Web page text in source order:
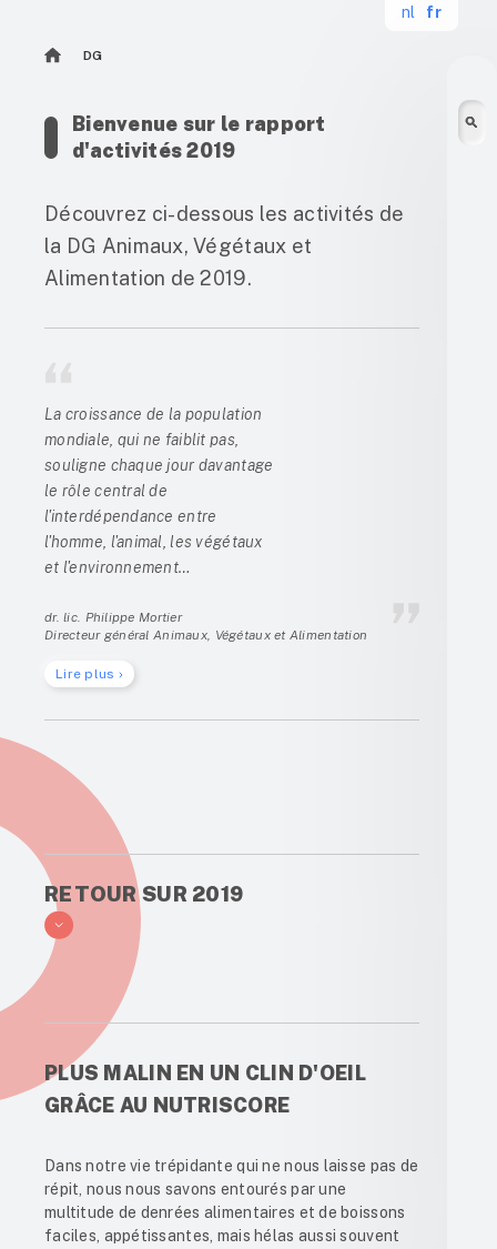
DG
nl fr
Bienvenue sur le rapport
d'activités 2019
Découvrez ci-dessous les activités de
la DG Animaux, Végétaux et
Alimentation de 2019.
La croissance de la population
mondiale, qui ne faiblit pas,
souligne chaque jour davantage
le rôle central de
l'interdépendance entre
l'homme, l'animal, les végétaux
et l'environnement…
dr. lic. Philippe Mortier
Directeur général Animaux, Végétaux et Alimentation
Lire plus
RETOUR SUR 2019
PLUS MALIN EN UN CLIN D'OEIL
GRÂCE AU NUTRISCORE
Dans notre vie trépidante qui ne nous laisse pas de
répit, nous nous savons entourés par une
multitude de denrées alimentaires et de boissons
faciles, appétissantes, mais hélas aussi souvent